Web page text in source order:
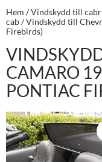
Hem /Vindskydd till
cab/ Vindskydd till
Firebirds)
CAMARO
PONTIAC